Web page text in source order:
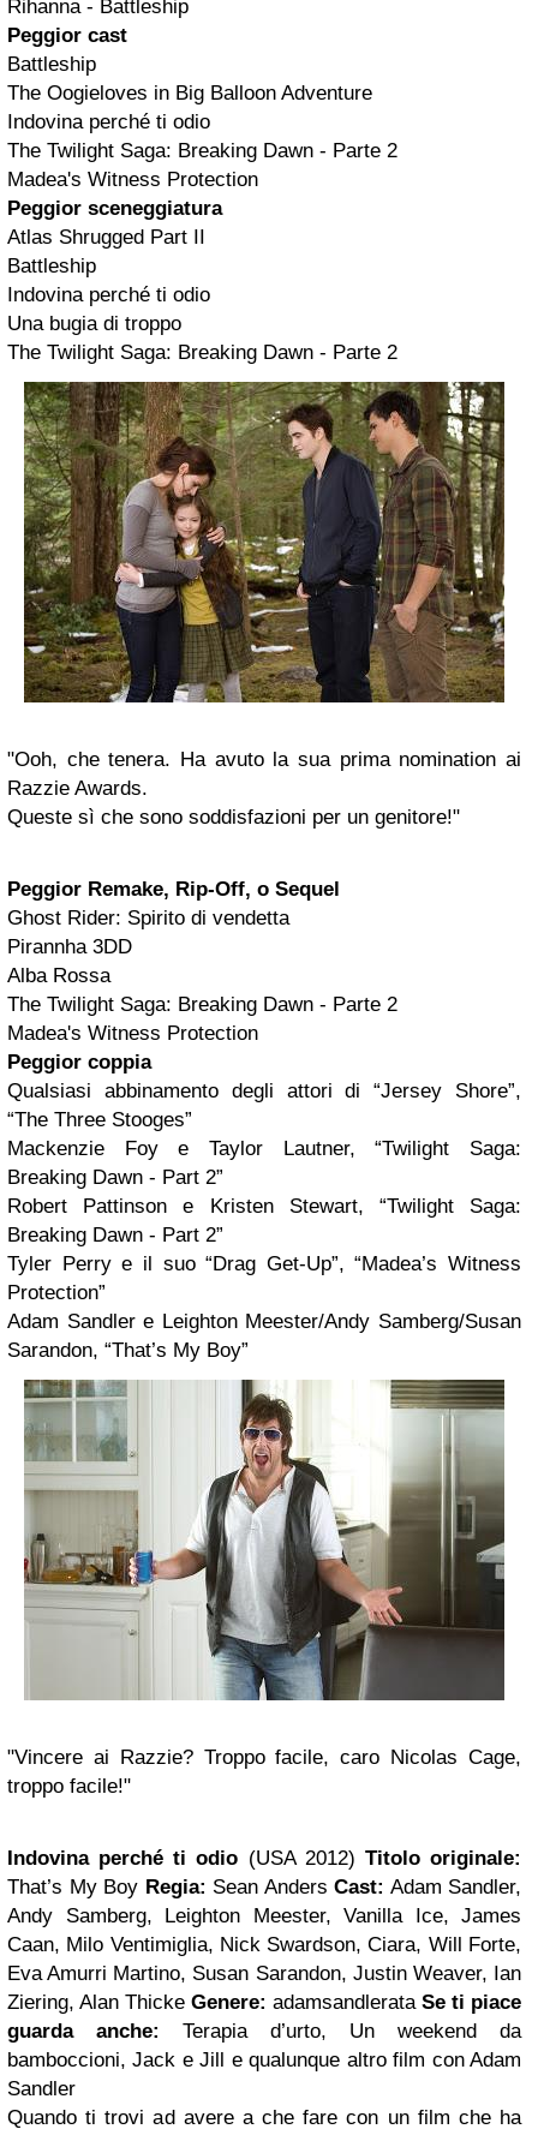
Rihanna - Battleship
Peggior cast
Battleship
The Oogieloves in Big Balloon Adventure
Indovina perché ti odio
The Twilight Saga: Breaking Dawn - Parte 2
Madea's Witness Protection
Peggior sceneggiatura
Atlas Shrugged Part II
Battleship
Indovina perché ti odio
Una bugia di troppo
The Twilight Saga: Breaking Dawn - Parte 2
"Ooh, che tenera. Ha avuto la sua prima nomination ai
Razzie Awards.
Queste sì che sono soddisfazioni per un genitore!"
Peggior Remake, Rip-Off, o Sequel
Ghost Rider: Spirito di vendetta
Pirannha 3DD
Alba Rossa
The Twilight Saga: Breaking Dawn - Parte 2
Madea's Witness Protection
Peggior coppia
Qualsiasi abbinamento degli attori di “Jersey Shore”,
“The Three Stooges”
Mackenzie Foy e Taylor Lautner, “Twilight Saga:
Breaking Dawn - Part 2”
Robert Pattinson e Kristen Stewart, “Twilight Saga:
Breaking Dawn - Part 2”
Tyler Perry e il suo “Drag Get-Up”, “Madea’s Witness
Protection”
Adam Sandler e Leighton Meester/Andy Samberg/Susan
Sarandon, “That’s My Boy”
"Vincere ai Razzie? Troppo facile, caro Nicolas Cage,
troppo facile!"
Indovina perché ti odio (USA 2012) Titolo originale:
That’s My Boy Regia: Sean Anders Cast: Adam Sandler,
Andy Samberg, Leighton Meester, Vanilla Ice, James
Caan, Milo Ventimiglia, Nick Swardson, Ciara, Will Forte,
Eva Amurri Martino, Susan Sarandon, Justin Weaver, Ian
Ziering, Alan Thicke Genere: adamsandlerata Se ti piace
guarda anche:
Terapia d’urto, Un weekend da
bamboccioni, Jack e Jill e qualunque altro film con Adam
Sandler
Quando ti trovi ad avere a che fare con un film che ha